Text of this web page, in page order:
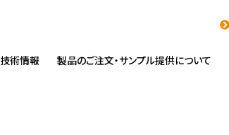
技術情報 製品のご注文・サンプル提供について